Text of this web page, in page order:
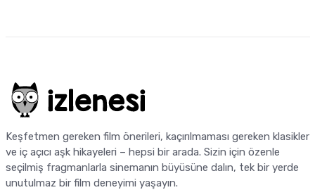
Keşfetmen gereken film önerileri, kaçırılmaması gereken klasikler
ve iç açıcı aşk hikayeleri – hepsi bir arada. Sizin için özenle
seçilmiş fragmanlarla sinemanın büyüsüne dalın, tek bir yerde
unutulmaz bir film deneyimi yaşayın.